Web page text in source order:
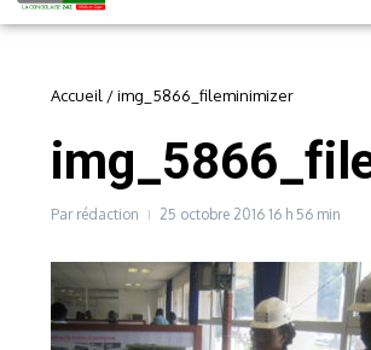
Accueil /img_5866_fileminimizer
Par rédaction 25 octobre 2016 16 h 56 min